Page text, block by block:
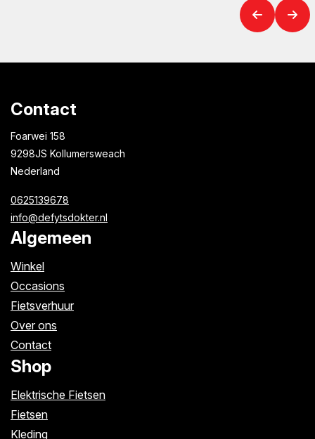
Contact
Foarwei 158
9298JS Kollumersweach
Nederland
0625139678
info@defytsdokter.nl
Algemeen
Winkel
Occasions
Fietsverhuur
Over ons
Contact
Shop
Elektrische Fietsen
Fietsen
Kleding